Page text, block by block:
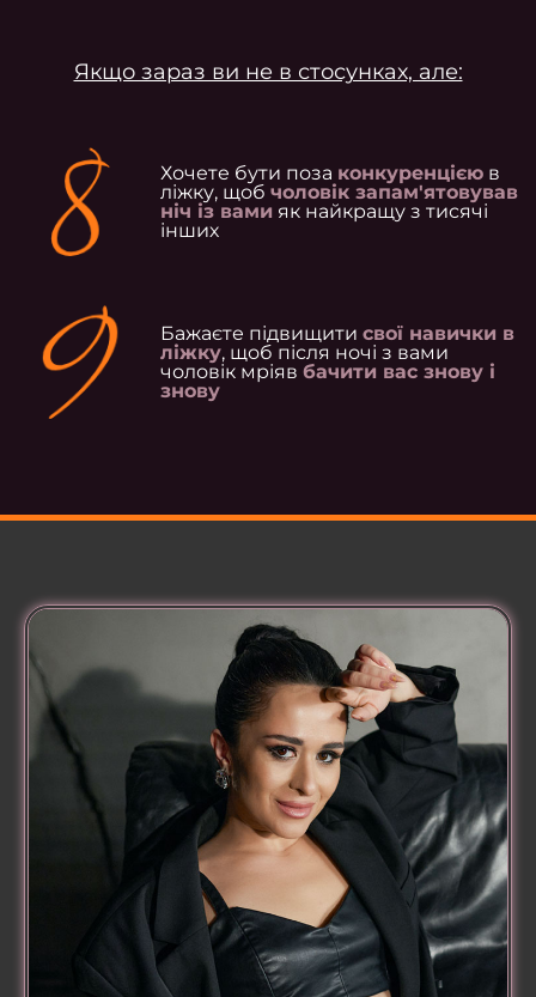
Якщо зараз ви не в стосунках, але:
Хочете бути поза конкуренцією в
ліжку, щобчоловік запам'ятовував
ніч із вами як найкращу з тисячі
інших
Бажаєте підвищитисвої навички в
ліжку, щоб після ночі з вами
чоловік мріявбачити вас знову і
знову